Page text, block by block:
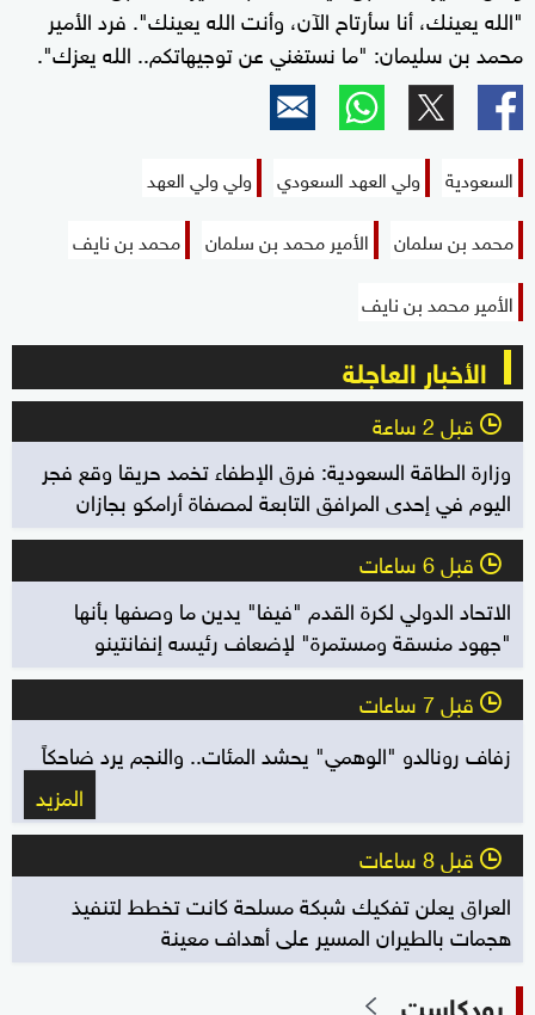
"الله يعينك، أنا سأرتاح الآن، وأنت الله يعينك". فرد الأمير
محمد بن سليمان: "ما نستغني عن توجيهاتكم.. الله يعزك".
السعودية ولي العهد السعودي
ولي ولي العهد
محمد بن سلمان
الأمير محمد بن سلمان
محمد بن نايف
الأمير محمد بن نايف
الأخبار العاجلة
l قبل 2 ساعة
وزارة الطاقة السعودية: فرق الإطفاء تخمد حريقا وقع فجر
اليوم في إحدى المرافق التابعة لمصفاة أرامكو بجازان
l قبل 6 ساعات
الاتحاد الدولي لكرة القدم "فيفا" يدين ما وصفها بأنها
"جهود منسقة ومستمرة" لإضعاف رئيسه إنفانتينو
l قبل 7 ساعات
زفاف رونالدو "الوهمي" يحشد المئات.. والنجم يرد ضاحكاً
المزيد
l قبل 8 ساعات
العراق يعلن تفكيك شبكة مسلحة كانت تخطط لتنفيذ
هجمات بالطيران المسير على أهداف معينة
بودكاست